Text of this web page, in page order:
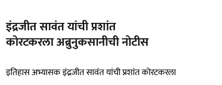
इंद्रजीत सावंत यांची प्रशांत
कोरटकरला अब्रुनुकसानीची नोटीस
इतिहास अभ्यासक इंद्रजीत सावंत यांची प्रशांत कोरटकरला